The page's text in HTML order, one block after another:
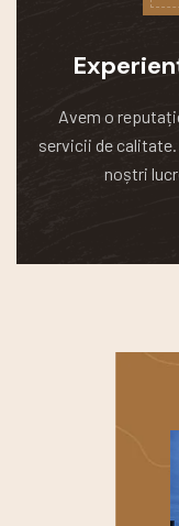
Avem o
servicii de calitate.
noștri